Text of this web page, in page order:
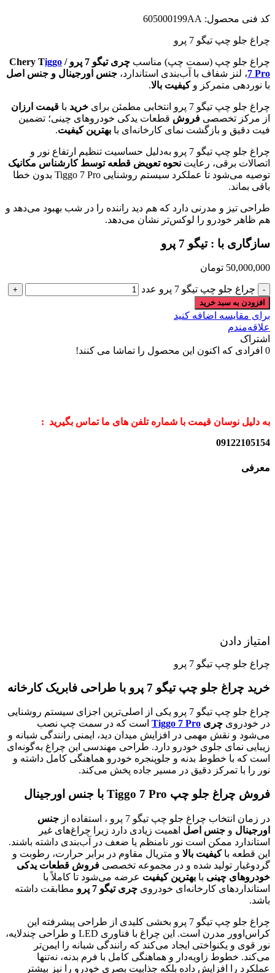
کد فنی محصول: 605000199AA
چراغ جلو چپ تیگو 7 پرو
چراغ جلو چپ (سمت چپ) مناسب چری تیگو 7 پرو / Chery T
iggo
7 Pro، لنز شفاف با آب‌بندی استاندارد، جنس اورجینال و جنس اصل
با نوردهی متمرکز وکیفیت بالا.
چراغ جلو چپ تیگو 7 پرو انتخابی مطمئن برای خرید با قیمت ارزان
از مرکز تخصصی فروش قطعات یدکی خودروهای چینی؛ تضمین
فیت دقیق و بازگشت نمای کارخانه‌ای با بهترین کیفیت.
چراغ جلو چپ تیگو 7 پرو به‌دلیل حساسیت تنظیم ارتفاع نور و
اتصالات برقی، رعایت نحوه تعویض قطعه توسط کارشناس مکانیک
توصیه می‌شود تا عملکرد سیستم روشنایی Tiggo 7 Pro بدون خطا
باقی بماند.
طراحی تیز و مدرنی دارد که هم دید راننده را در شب بهبود می‌دهد و
هم ظاهر خودرو را لوکس‌تر نشان می‌دهد.
سازگاری با : تیگو 7 پرو
50,000,000 تومان
چراغ جلو چپ تیگو 7 پرو عدد
افزودن به سبد خرید
برای مقایسه اضافه کنید
علاقه‌مندم
اشتراک
0 افرادی که اکنون این محصول را تماشا می کنند!
به دلیل نوسان قیمت با شماره تلفن های ما تماس بگیرید :
09122105154
معرفی
امتیاز دادن
چراغ جلو چپ تیگو 7 پرو
خرید چراغ جلو چپ تیگو 7 پرو با طراحی فابریک کارخانه
چراغ جلو چپ تیگو 7 پرو یکی از اصلی‌ترین اجزای سیستم روشنایی
در خودروی چری Tiggo 7 Pro است که در سمت چپ نصب
می‌شود و نقش مهمی در افزایش میدان دید، ایمنی رانندگی شبانه و
زیبایی نمای جلوی خودرو دارد. طراحی مهندسی این چراغ به‌گونه‌ای
است که با خطوط بدنه و جلوپنجره خودرو هماهنگی کامل داشته و
نور را با تمرکز دقیق در مسیر جاده پخش می‌کند.
فروش چراغ جلو چپ Tiggo 7 Pro با جنس اورجینال
در زمان انتخاب چراغ جلو چپ تیگو 7 پرو ، استفاده از
جنس
اورجینال و جنس اصل اهمیت زیادی دارد زیرا چراغ‌های غیر
استاندارد ممکن است نور نامنظم یا ضعف در آب‌بندی داشته باشند.
این قطعه باکیفیت بالا و متریال مقاوم در برابر حرارت، رطوبت و
گردوغبار تولید شده و در مجموعه تخصصی فروش قطعات یدکی
خودروهای چینی با بهترین کیفیت عرضه می‌شود تا کاملاً با
استانداردهای کارخانه‌ای خودروی چری تیگو 7 پرو
مطابقت داشته
باشد.
چراغ جلو چپ تیگو 7 پرو بخشی کلیدی از طراحی پیشرفته این
کراس‌اوور مدرن است. این چراغ با فناوری LED و طراحی چندلایه،
نور قوی و یکنواختی ایجاد می‌کند که رانندگی شبانه را ایمن‌تر
می‌کند. خطوط زاویه‌دار و هماهنگی کامل با فرم بدنه، نه‌تنها
عملکرد را افزایش داده بلکه جذابیت بصری خودرو را نیز بیشتر